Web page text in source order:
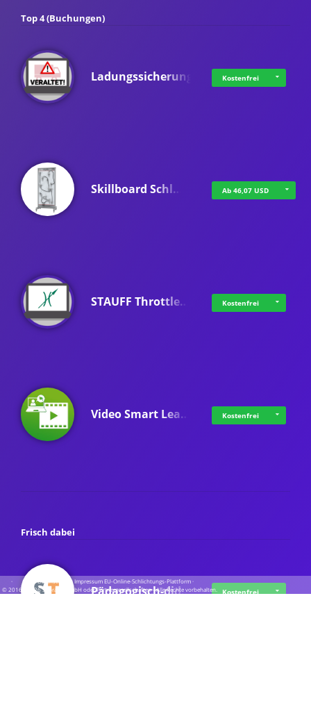
Top 4 (Buchungen)
Ladungssicherung Kostenfrei
Skillboard Schl… Ab 46,07 USD
STAUFF Throttle… Kostenfrei
Video Smart Lea… Kostenfrei
Frisch dabei
Pädagogisch-did… Kostenfrei
· · ·Datenschutz ·Impressum EU-Online-Schlichtungs-Plattform·
© 2016 - 2026 SupraTix GmbH oder Partnergesellschaften - Alle Rechte vorbehalten.